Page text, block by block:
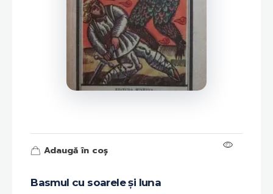
Basmul cu soarele și luna
Adaugă în coș